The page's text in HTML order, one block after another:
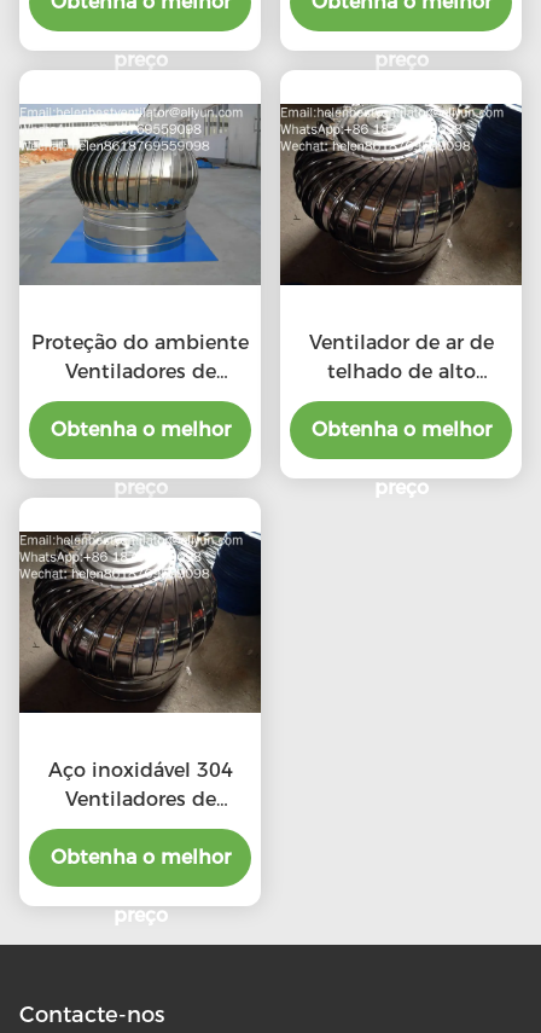
mm para fábrica
preço preço
Proteção do ambiente
Ventiladores de
telhado de escape de
alta CFM com
ventiladores
profissionais
Obtenha o melhor
preço
Ventilador de ar de
telhado de alto
desempenho em
relação ao custo para
produto profissional
Obtenha o melhor
preço
Aço inoxidável 304
Ventiladores de
telhado de escape de
alta CFM com preço
preferencial
Obtenha o melhor
preço
Contacte-nos